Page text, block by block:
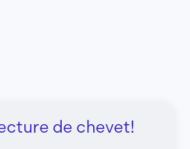
de chevet!